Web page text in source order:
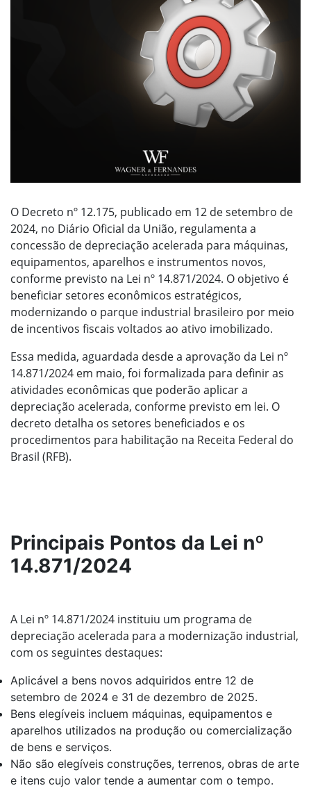
O Decreto nº 12.175, publicado em 12 de setembro de
2024, no Diário Oficial da União, regulamenta a
concessão de depreciação acelerada para máquinas,
equipamentos, aparelhos e instrumentos novos,
conforme previsto na Lei nº 14.871/2024. O objetivo é
beneficiar setores econômicos estratégicos,
modernizando o parque industrial brasileiro por meio
de incentivos fiscais voltados ao ativo imobilizado.
Essa medida, aguardada desde a aprovação da Lei nº
14.871/2024 em maio, foi formalizada para definir as
atividades econômicas que poderão aplicar a
depreciação acelerada, conforme previsto em lei. O
decreto detalha os setores beneficiados e os
procedimentos para habilitação na Receita Federal do
Brasil (RFB).
Principais Pontos da Lei nº
14.871/2024
A Lei nº 14.871/2024 instituiu um programa de
depreciação acelerada para a modernização industrial,
com os seguintes destaques:
Aplicável a bens novos adquiridos entre 12 de
setembro de 2024 e 31 de dezembro de 2025.
Bens elegíveis incluem máquinas, equipamentos e
aparelhos utilizados na produção ou comercialização
de bens e serviços.
Não são elegíveis construções, terrenos, obras de arte
e itens cujo valor tende a aumentar com o tempo.